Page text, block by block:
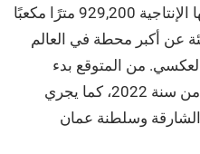
محطة "طويلة" التي ستبلغ قدرتها الإنتاجية 929,200 مترًا مكعبًا
ما يزيد بنسبة 44 بالمئة عن أكبر محطة في العالم
العكسي. من المتوقع بدء
تشغيل المحطة في الربع الأخير من سنة 2022، كما يجري
وسلطنة عمان